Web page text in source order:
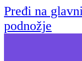
Pređi na
podnožje